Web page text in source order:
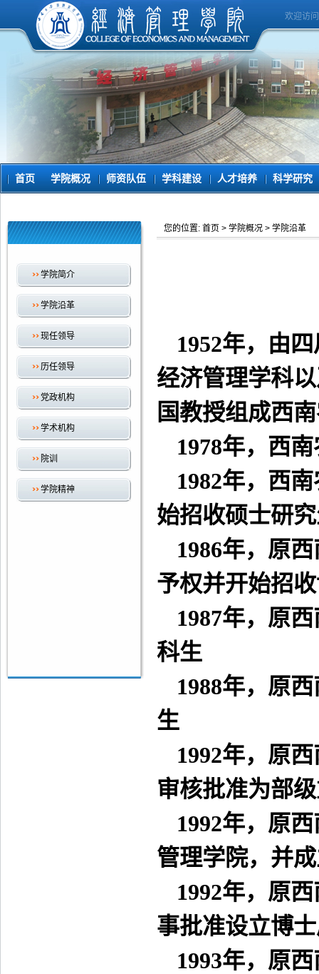
欢迎访
首页 学院概况 师资队伍 学科建设 人才培养 科学研究
学院简介
学院沿革
现任领导
历任领导
党政机构
学术机构
院训
学院精神
您的位置: 首页 > 学院概况 > 学院沿革
1952年，由
经济管理学科
国教授组成西
1978年，西
1982年，西
始招收硕士研
1986年，原
予权并开始招
1987年，原
科生
1988年，原
生
1992年，原
审核批准为部
1992年，原
管理学院，并
1992年，原
事批准设立博
1993年，原